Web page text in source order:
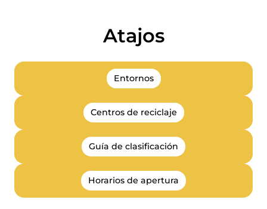
Atajos
Entornos
Centros de reciclaje
Guía de clasificación
Horarios de apertura